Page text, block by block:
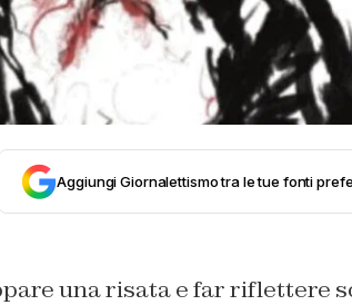
Aggiungi Giornalettismo tra le tue fonti
una risata e far riflettere